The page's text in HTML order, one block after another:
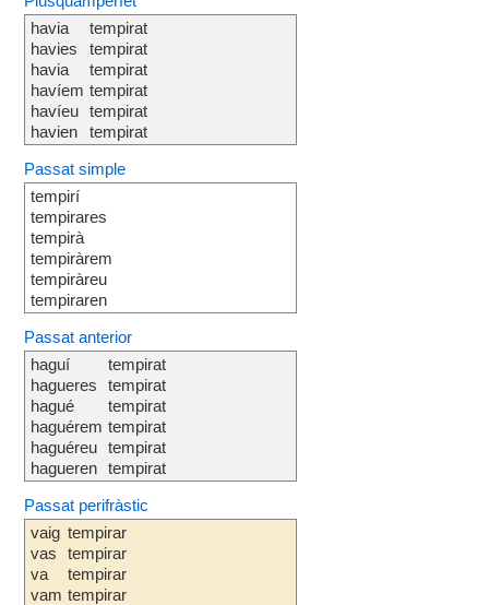
havia
havies
havia
havíem
havíeu
havien
tempirat
tempirat
tempirat
tempirat
tempirat
tempirat
Passat simple
tempirí
tempirares
tempirà
tempiràrem
tempiràreu
tempiraren
Passat anterior
haguí
hagueres
hagué
haguérem
haguéreu
hagueren
tempirat
tempirat
tempirat
tempirat
tempirat
tempirat
Passat perifràstic
vaig
vas
va
vam
tempirar
tempirar
tempirar
tempirar